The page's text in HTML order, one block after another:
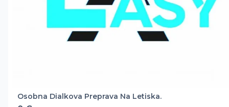
Osobna Dialkova Preprava Na Letiska.